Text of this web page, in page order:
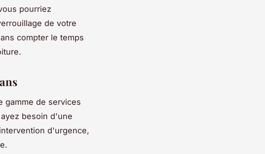
pourriez
de votre
compter le temps
gamme de services
besoin d'une
d'urgence,